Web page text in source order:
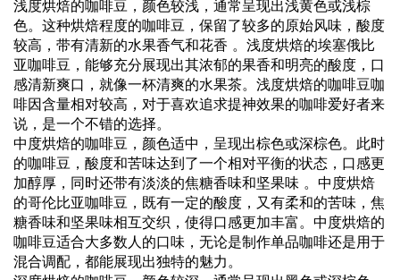
浅度烘焙的咖啡豆，颜色较浅，通常呈现出浅黄色或浅棕
色。这种烘焙程度的咖啡豆，保留了较多的原始风味，酸度
较高，带有清新的水果香气和花香 。浅度烘焙的埃塞俄比
亚咖啡豆，能够充分展现出其浓郁的果香和明亮的酸度，口
感清新爽口，就像一杯清爽的水果茶。浅度烘焙的咖啡豆咖
啡因含量相对较高，对于喜欢追求提神效果的咖啡爱好者来
说，是一个不错的选择。
中度烘焙的咖啡豆，颜色适中，呈现出棕色或深棕色。此时
的咖啡豆，酸度和苦味达到了一个相对平衡的状态，口感更
加醇厚，同时还带有淡淡的焦糖香味和坚果味 。中度烘焙
的哥伦比亚咖啡豆，既有一定的酸度，又有柔和的苦味，焦
糖香味和坚果味相互交织，使得口感更加丰富。中度烘焙的
咖啡豆适合大多数人的口味，无论是制作单品咖啡还是用于
混合调配，都能展现出独特的魅力。